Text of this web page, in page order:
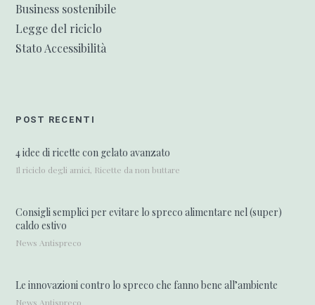
Business sostenibile
Legge del riciclo
Stato Accessibilità
POST RECENTI
4 idee di ricette con gelato avanzato
Il riciclo degli amici, Ricette da non buttare
Consigli semplici per evitare lo spreco alimentare nel (super)
caldo estivo
News Antispreco
Le innovazioni contro lo spreco che fanno bene all’ambiente
News Antispreco